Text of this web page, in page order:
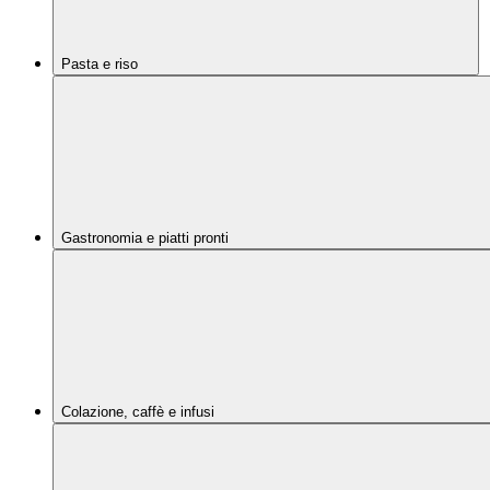
Pasta e riso
Gastronomia e piatti pronti
Colazione, caffè e infusi